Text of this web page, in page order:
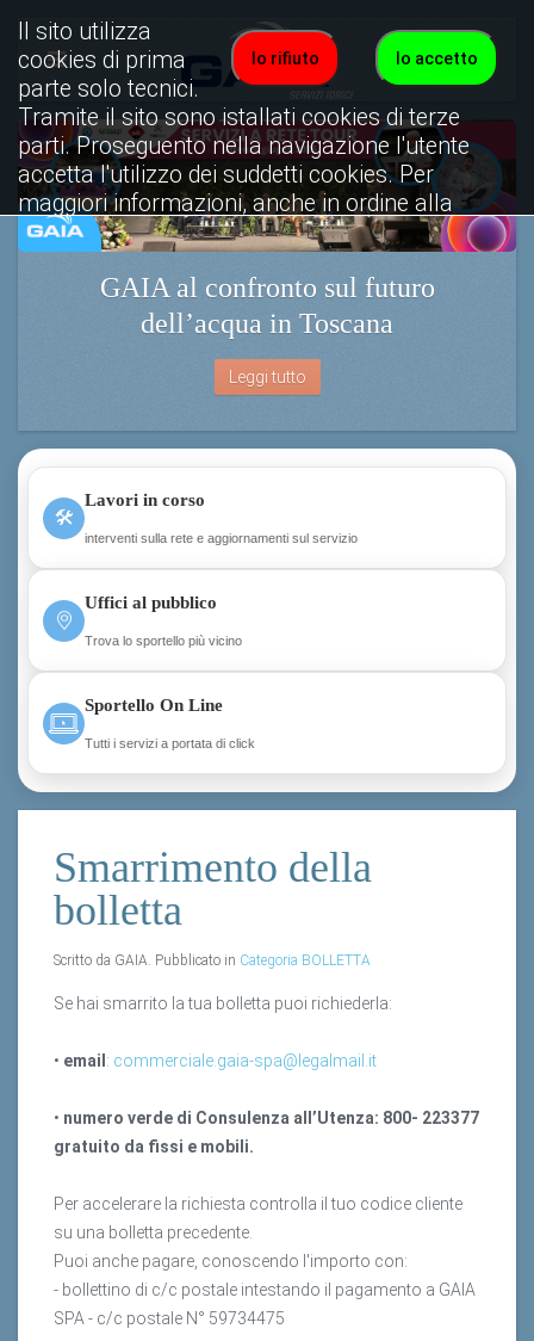
GAIA al confronto sul futuro
dell’acqua in Toscana
Leggi tutto
🛠
Lavori in corso
interventi sulla rete e aggiornamenti sul servizio
Uffici al pubblico
Trova lo sportello più vicino
Sportello On Line
Tutti i servizi a portata di click
Smarrimento della
bolletta
Scritto da GAIA. Pubblicato in Categoria BOLLETTA
Se hai smarrito la tua bolletta puoi richiederla:
• email : commerciale.gaia-spa@legalmail.it
• numero verde di Consulenza all’Utenza: 800- 223377
gratuito da fissi e mobili.
Per accelerare la richiesta controlla il tuo codice cliente
su una bolletta precedente.
Puoi anche pagare, conoscendo l'importo con:
- bollettino di c/c postale intestando il pagamento a GAIA
SPA - c/c postale N° 59734475
Io accetto
Io rifiuto
Il sito utilizza
cookies di prima
parte solo tecnici.
Tramite il sito sono istallati cookies di terze
parti. Proseguento nella navigazione l'utente
accetta l'utilizzo dei suddetti cookies. Per
maggiori informazioni, anche in ordine alla
disattivazione, è possibile consultare
l'informativa cookies completa.
Visualizza informativa completa.